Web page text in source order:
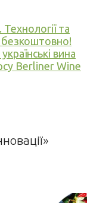
та
безкоштовно!
вина
Berliner Wine